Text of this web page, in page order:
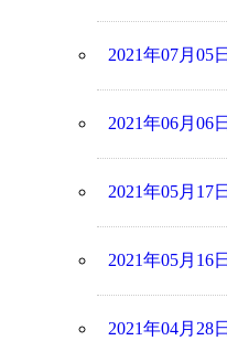
2021年07月05
2021年06月06
2021年05月17
2021年05月16
2021年04月28